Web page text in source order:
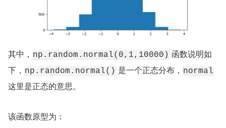
其中， np.random.normal(0,1,10000) 函数说明如
下， np.random.normal() 是一个正态分布， normal
这里是正态的意思。
该函数原型为：